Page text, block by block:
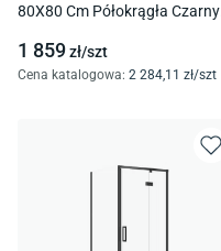
80X80 Cm Półokrągła Czarny
1 859zł/szt
Cena katalogowa: 2 284,11 zł/szt